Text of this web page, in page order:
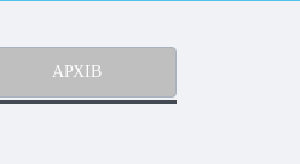
АРХІВ